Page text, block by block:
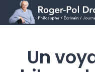
Aller
contenuUn